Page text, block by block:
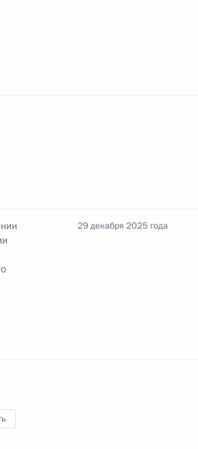
Брянской
29 декабря 2025 года